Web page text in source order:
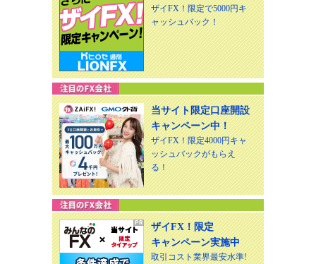
ザイFX！限定で5000円キ
ャッシュバック！
当サイト限定口座開設
キャンペーン中！
ザイFX！限定4000円キャ
ッシュバックがもらえ
る！
ザイFX！限定
キャンペーン実施中
取引コスト業界最安水準!